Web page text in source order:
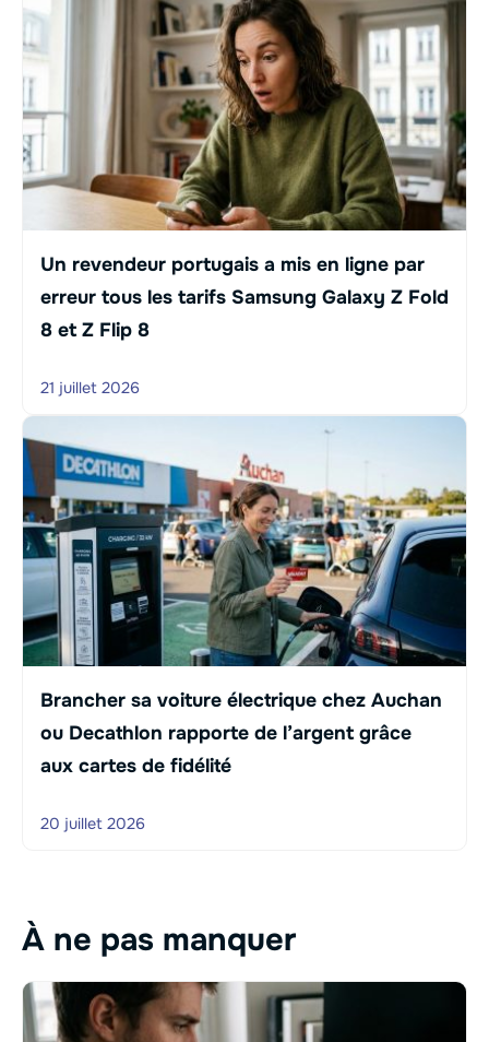
Un revendeur portugais a mis en ligne par
erreur tous les tarifs Samsung Galaxy Z Fold
8 et Z Flip 8
21 juillet 2026
Brancher sa voiture électrique chez Auchan
ou Decathlon rapporte de l’argent grâce
aux cartes de fidélité
20 juillet 2026
À ne pas manquer